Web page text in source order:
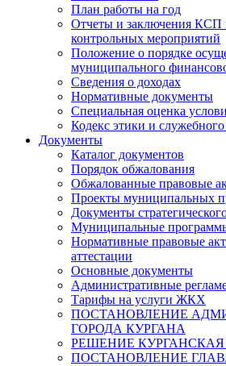
План работы на год
Отчеты и заключения КСП
контрольных мероприятий
Положение о порядке
муниципального
Сведения о доходах
Нормативные документы
Специальная оценка
Кодекс этики и
Документы
Каталог документов
Порядок обжалования
Обжалованные правовые
Проекты муниципальных
Документы
Муниципальные
Нормативные правовые
аттестации
Основные документы
Административные
Тарифы на услуги ЖКХ
ПОСТАНОВЛЕНИЕ
ГОРОДА КУРГАНА
РЕШЕНИЕ
ПОСТАНОВЛЕНИЕ